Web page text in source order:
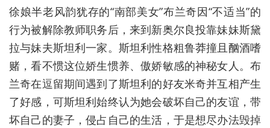
徐娘半老风韵犹存的“南部美女”布兰奇因“不适当”的
行为被解除教师职务后，来到新奥尔良投靠妹妹斯黛
拉与妹夫斯坦利一家。斯坦利性格粗鲁莽撞且酗酒嗜
赌，看不惯这位娇生惯养、傲娇敏感的神秘女人。布
兰奇在逗留期间遇到了斯坦利的好友米奇并互相产生
了好感，可斯坦利始终认为她会破坏自己的友谊，带
坏自己的妻子，侵占自己的生活，于是想尽办法毁掉